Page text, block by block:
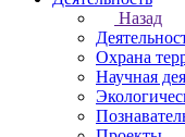
Назад
Охрана
Научная